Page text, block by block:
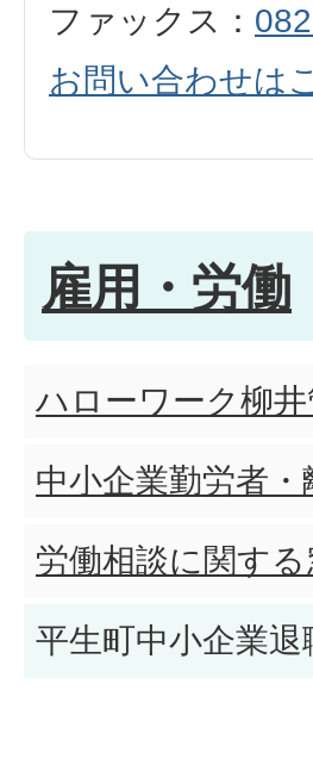
ファックス：
お問い合わせは
雇用・労働
ハローワーク柳
中小企業勤労者
労働相談に関する
平生町中小企業